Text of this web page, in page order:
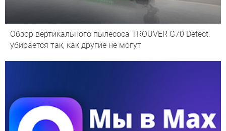
Обзор вертикального пылесоса TROUVER G70 Detect:
убирается так, как другие не могут